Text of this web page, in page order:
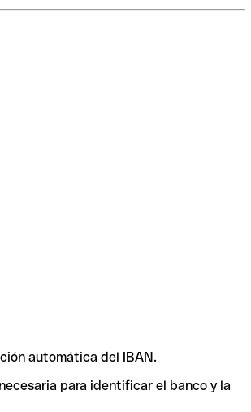
automática del IBAN.
para identificar el banco y la